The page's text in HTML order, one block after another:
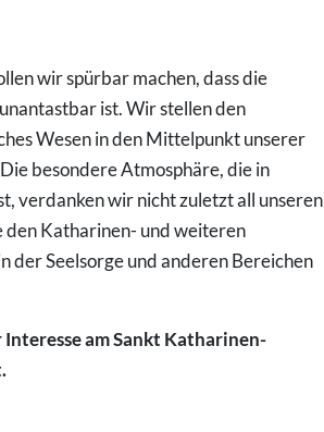
wir spürbar machen, dass die
ist. Wir stellen den
Wesen in den Mittelpunkt unserer
besondere Atmosphäre, die in
verdanken wir nicht zuletzt all unseren
Katharinen- und weiteren
der Seelsorge und anderen Bereichen
am Sankt Katharinen-